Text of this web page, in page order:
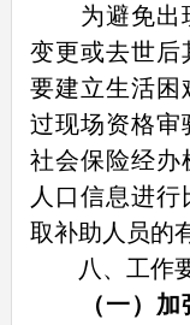
为避免出现
变更或去世后
要建立生活困
过现场资格审
社会保险经办
人口信息进
取补助人员的
八、工作
（一）加